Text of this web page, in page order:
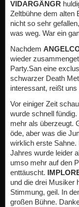
VIDARGÄNGR
Zeltbühne dem alten
nicht so sehr
was weg. War ein
Nachdem
wieder
Party.San eine
schwarzer Death
interessant, reißt
Vor einiger Zeit
wurde schnell fündig.
mehr als überzeugt.
öde, aber was die
wirklich erste Sahne.
Jahres wurde leider
umso mehr auf den
enttäuscht.
und die drei Musiker
Stimmung, geil. In
großen Bühne.